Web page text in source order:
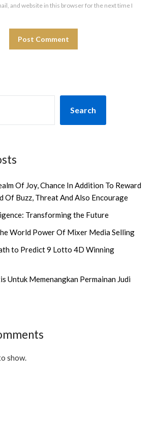
and website in this browser for the next time I
Search
Of Joy, Chance In Addition To Reward
Of Buzz, Threat And Also Encourage
Transforming the Future
World Power Of Mixer Media Selling
to Predict 9 Lotto 4D Winning
Untuk Memenangkan Permainan Judi
show.